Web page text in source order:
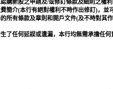
購新股之申請及/或修訂條款及細則之權利
簡介(本行有絕對權利不時作出修訂 )， 並
所有條款及章則和開戶文件(及不時對其
了任何延誤或遺漏，本行均無需承擔任何